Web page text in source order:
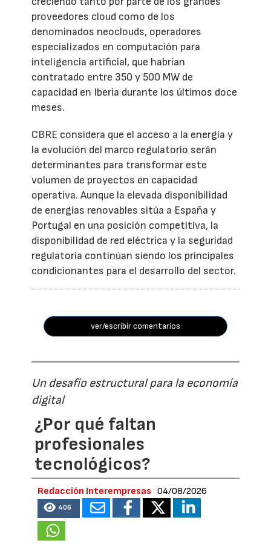
proveedores cloud como de los
denominados neoclouds, operadores
especializados en computación para
inteligencia artificial, que habrían
contratado entre 350 y 500 MW de
capacidad en Iberia durante los últimos doce
meses.
CBRE considera que el acceso a la energía y
la evolución del marco regulatorio serán
determinantes para transformar este
volumen de proyectos en capacidad
operativa. Aunque la elevada disponibilidad
de energías renovables sitúa a España y
Portugal en una posición competitiva, la
disponibilidad de red eléctrica y la seguridad
regulatoria continúan siendo los principales
condicionantes para el desarrollo del sector.
ver/escribir comentarios
Un desafío estructural para la economía
digital
¿Por qué faltan
profesionales
tecnológicos?
Redacción Interempresas 04/08/2026
406